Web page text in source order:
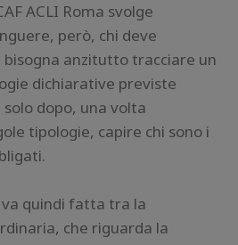
ACLI Roma svolge
però, chi deve
anzitutto tracciare un
dichiarative previste
dopo, una volta
tipologie, capire chi sono i
quindi fatta tra la
che riguarda la